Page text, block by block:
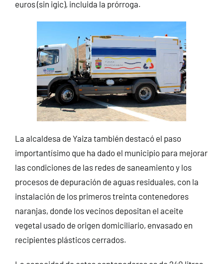
euros (sin igic), incluida la prórroga.
La alcaldesa de Yaiza también destacó el paso
importantísimo que ha dado el municipio para mejorar
las condiciones de las redes de saneamiento y los
procesos de depuración de aguas residuales, con la
instalación de los primeros treinta contenedores
naranjas, donde los vecinos depositan el aceite
vegetal usado de origen domiciliario, envasado en
recipientes plásticos cerrados.